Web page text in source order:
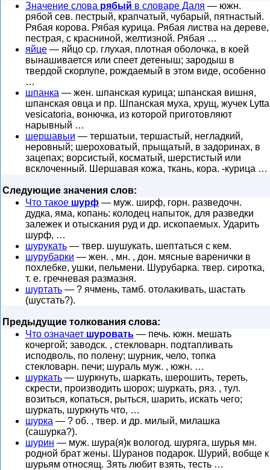
Значение слова рябый в словаре Даля — южн.
рябой сев. пестрый, крапчатый, чубарый, пятнастый.
Рябая корова. Рябая курица. Рябая листва на дереве,
пестрая, с красниной, желтизной. Рябая …
яйце — яйцо ср. глухая, плотная оболочка, в коей
вынашивается или спеет детеныш; зародыш в
твердой скорлупе, рождаемый в этом виде, особенно
…
шпанка — жен. шпанская курица; шпанская вишня,
шпанская овца и пр. Шпанская муха, хрущ, жучек Lytta
vesicatoria, вонючка, из которой приготовляют
нарывный …
шершавыи — тершатыи, тершастый, негладкий,
неровный; шероховатый, прыщатый, в задоринах, в
зацепах; ворсистый, косматый, шерстистый или
всклоченный. Шершавая кожа, ткань, кора. -курица …
Следующие значения слов:
Что такое шурф — муж. ширф, горн. разведочн.
дудка, яма, копань: колодец напыток, для разведки
залежек и отыскания руд и др. ископаемых. Ударить
шурф, …
шурукать — твер. шушукать, шептаться с кем.
шурубарки — жен. , мн. , дон. мясные варенички в
похлебке, ушки, пельмени. Шурубарка. твер. сиротка,
т. е. гречневая размазня.
шуртать — ? ячмень, тамб. отолакивать, шастать
(шустать?).
Предыдущие толкования слова:
Что означает шуровать — печь. южн. мешать
кочергой; заводск. , стекловарн. подтапливать
исподволь, по полену; шурник, чело, топка
стекловарн. печи; шураль муж. , южн. …
шуркать — шуркнуть, шаркать, шерошить, тереть,
скрести, производить шорох; шуркать, ряз. , тул.
возиться, копаться, рыться, шарить, искать чего;
шуркать, шуркнуть что, …
шурка — ? об. , твер. и др. милый, милашка
(сашурка?).
шурин — муж. шура(я)к вологод. шуряга, шурья мн.
родной брат жены. Шуранов подарок. Шурий, вобще к
шурьям относящ. Зять любит взять, тесть …